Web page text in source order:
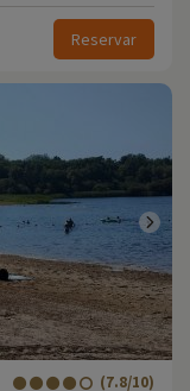
Reservar
(7.8/10)